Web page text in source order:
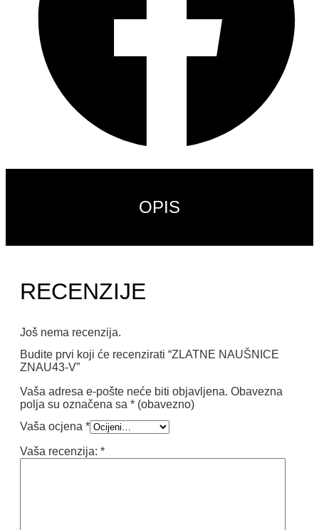
OPIS
RECENZIJE
Još nema recenzija.
Budite prvi koji će recenzirati “ZLATNE NAUŠNICE
ZNAU43-V”
Vaša adresa e-pošte neće biti objavljena. Obavezna
polja su označena sa * (obavezno)
Vaša ocjena *
Vaša recenzija: *